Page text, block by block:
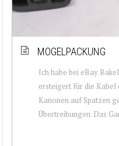
MOGELPACKUNG
Ich habe bei eBay
ersteigert für die Kabel
Kanonen auf Spatzen
Übertreibungen. Das